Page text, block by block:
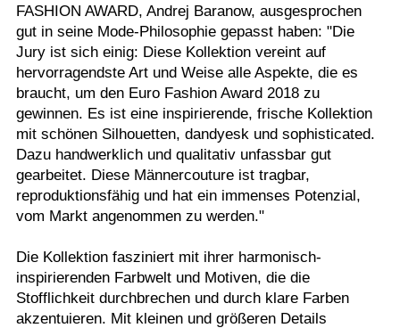
FASHION AWARD, Andrej Baranow, ausgesprochen
gut in seine Mode-Philosophie gepasst haben: "Die
Jury ist sich einig: Diese Kollektion vereint auf
hervorragendste Art und Weise alle Aspekte, die es
braucht, um den Euro Fashion Award 2018 zu
gewinnen. Es ist eine inspirierende, frische Kollektion
mit schönen Silhouetten, dandyesk und sophisticated.
Dazu handwerklich und qualitativ unfassbar gut
gearbeitet. Diese Männercouture ist tragbar,
reproduktionsfähig und hat ein immenses Potenzial,
vom Markt angenommen zu werden."
Die Kollektion fasziniert mit ihrer harmonisch-
inspirierenden Farbwelt und Motiven, die die
Stofflichkeit durchbrechen und durch klare Farben
akzentuieren. Mit kleinen und größeren Details